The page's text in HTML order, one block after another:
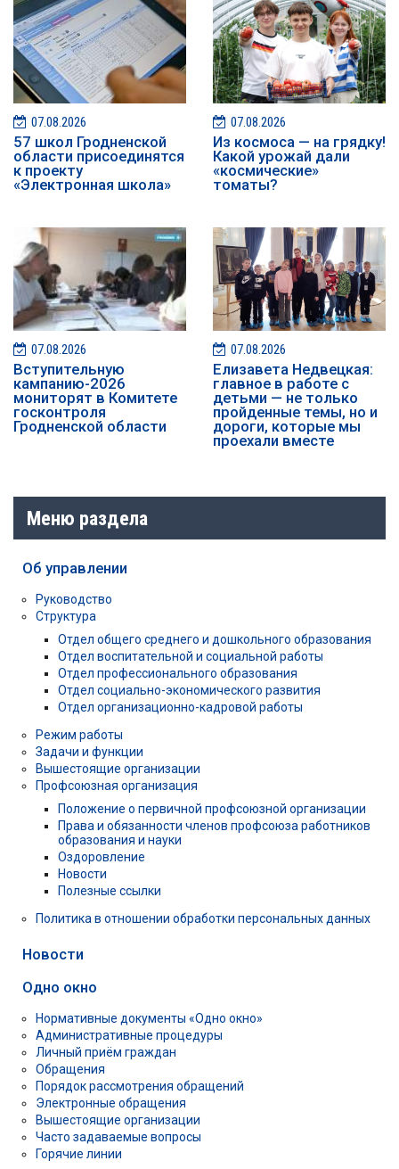
07.08.2026
57 школ Гродненской
области присоединятся
к проекту
«Электронная школа»
07.08.2026
Из космоса — на грядку!
Какой урожай дали
«космические»
томаты?
07.08.2026
️️Вступительную
кампанию-2026
мониторят в Комитете
госконтроля
Гродненской области
07.08.2026
Елизавета Недвецкая:
главное в работе с
детьми — не только
пройденные темы, но и
дороги, которые мы
проехали вместе
Меню раздела
Об управлении
Руководство
Структура
Отдел общего среднего и дошкольного образования
Отдел воспитательной и социальной работы
Отдел профессионального образования
Отдел социально-экономического развития
Отдел организационно-кадровой работы
Режим работы
Задачи и функции
Вышестоящие организации
Профсоюзная организация
Положение о первичной профсоюзной организации
Права и обязанности членов профсоюза работников
образования и науки
Оздоровление
Новости
Полезные ссылки
Политика в отношении обработки персональных данных
Новости
Одно окно
Нормативные документы «Одно окно»
Административные процедуры
Личный приём граждан
Обращения
Порядок рассмотрения обращений
Электронные обращения
Вышестоящие организации
Часто задаваемые вопросы
Горячие линии